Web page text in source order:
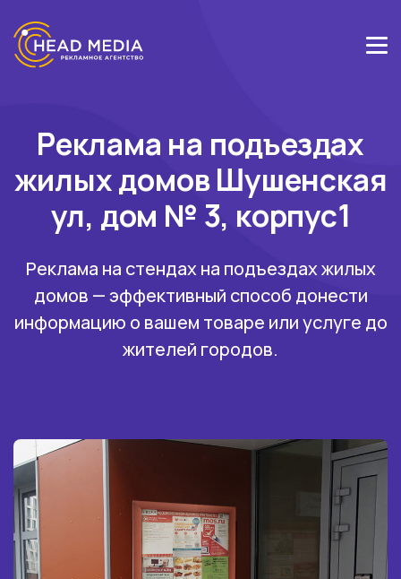
Реклама на подъездах
жилых домов Шушенская
ул, дом № 3, корпус1
Реклама на стендах на подъездах жилых
домов — эффективный способ донести
информацию о вашем товаре или услуге до
жителей городов.